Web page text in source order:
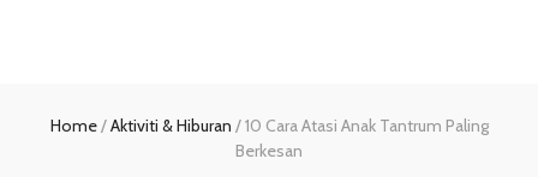
Home/Aktiviti & Hiburan /10 Cara Atasi Anak Tantrum Paling
Berkesan